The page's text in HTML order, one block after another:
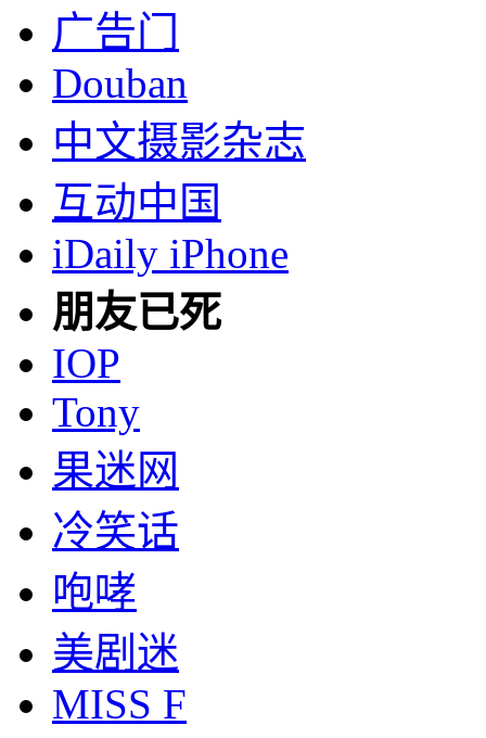
广告门
Douban
中文摄影杂志
互动中国
iDaily iPhone
朋友已死
IOP
Tony
果迷网
冷笑话
咆哮
美剧迷
MISS F